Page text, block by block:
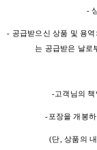
-
- 공급받으신 상품 및 용
는 공급받은 날로
-고객님의
-포장을 개봉
(단, 상품의